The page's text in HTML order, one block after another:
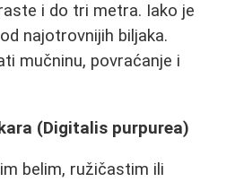
i do tri metra. Iako je
najotrovnijih biljaka.
mučninu, povraćanje i
(Digitalis purpurea)
belim, ružičastim ili